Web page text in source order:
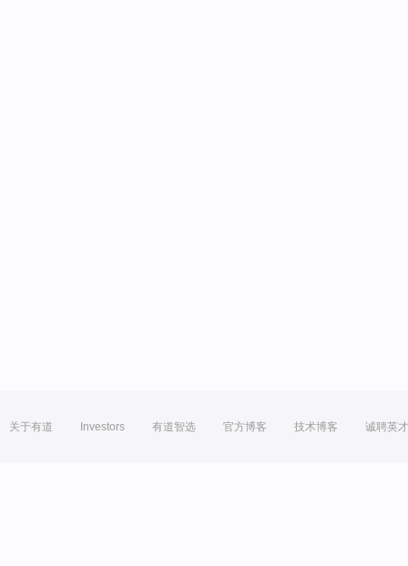
关于有道 Investors 有道智选 官方博客 技术博客 诚聘英才